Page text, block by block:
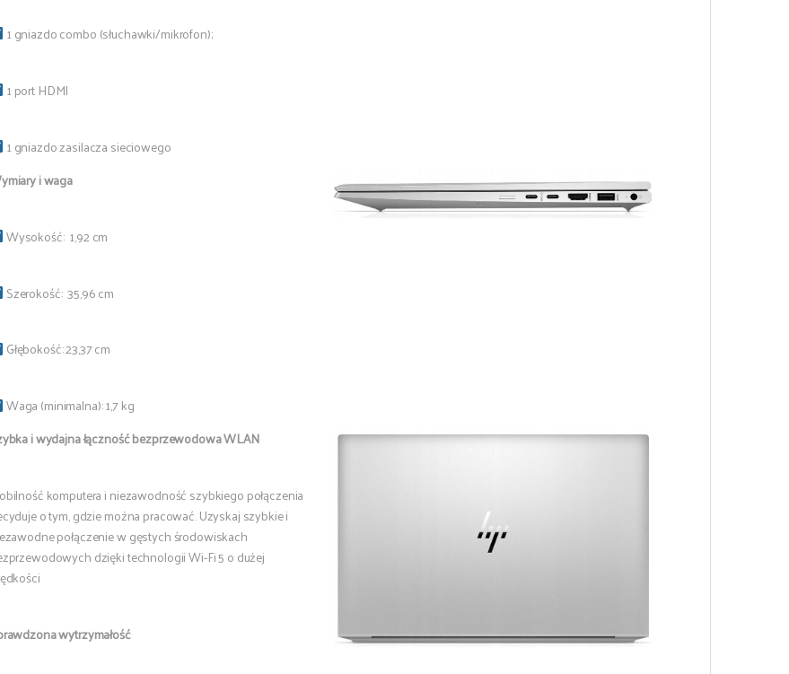
1 gniazdo combo (słuchawki/mikrofon);
1 port HDMI
1 gniazdo zasilacza sieciowego
i waga
Wysokość: 1,92 cm
Szerokość: 35,96 cm
Głębokość: 23,37 cm
Waga (minimalna): 1,7 kg
i wydajna łączność bezprzewodowa WLAN
komputera i niezawodność szybkiego połączenia
o tym, gdzie można pracować. Uzyskaj szybkie i
połączenie w gęstych środowiskach
dzięki technologii Wi-Fi 5 o dużej
wytrzymałość